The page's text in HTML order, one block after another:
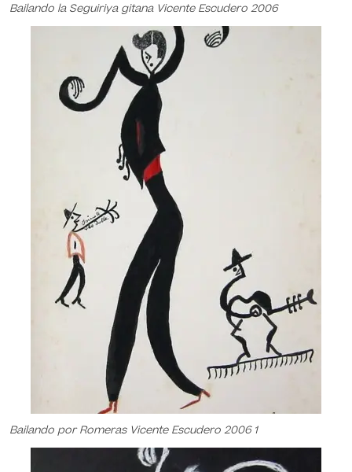
Bailando la Seguiriya gitana Vicente Escudero 2006
Bailando por Romeras Vicente Escudero 2006 1